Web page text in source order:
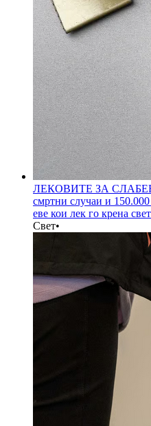
ЛЕКОВИТЕ ЗА
смртни случаи и
еве кои лек го крена
Свет•